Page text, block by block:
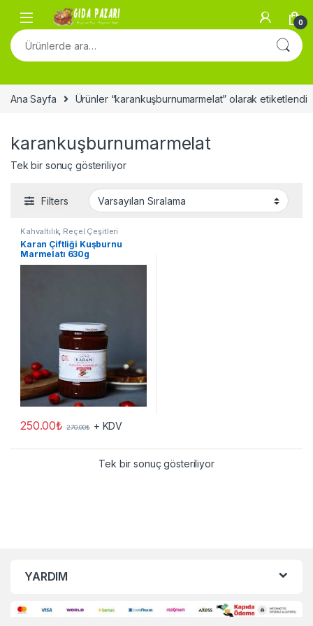
Skip to navigation
Skip to content
0
Ara:
Ana Sayfa Ürünler “karankuşburnumarmelat” olarak etiketlendi
karankuşburnumarmelat
Tek bir sonuç gösteriliyor
Filters
Kahvaltılık, Reçel Çeşitleri
Karan Çiftliği Kuşburnu
Marmelatı 630g
250.00₺ 270.00₺ + KDV
Tek bir sonuç gösteriliyor
YARDIM